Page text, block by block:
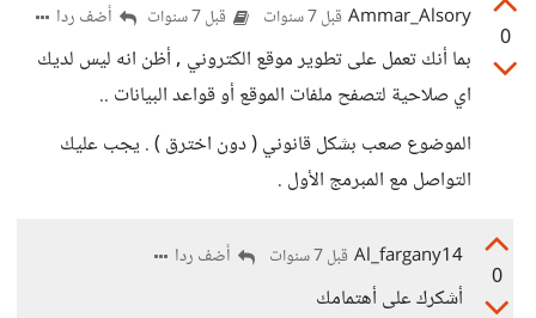
0
Ammar_Alsory قبل 7 سنوات قبل 7 سنوات أضف ردا
بما أنك تعمل على تطوير موقع الكتروني , أظن انه ليس لديك
اي صلاحية لتصفح ملفات الموقع أو قواعد البيانات ..
الموضوع صعب بشكل قانوني ( دون اخترق ) . يجب عليك
التواصل مع المبرمج الأول .
0
Al_fargany14 قبل 7 سنوات أضف ردا
أشكرك على أهتمامك